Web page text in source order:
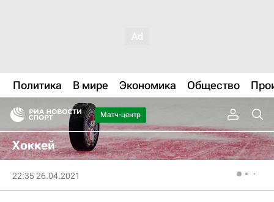
Политика В мире Экономика Общество
Матч-центр
Хоккей
22:35 26.04.2021